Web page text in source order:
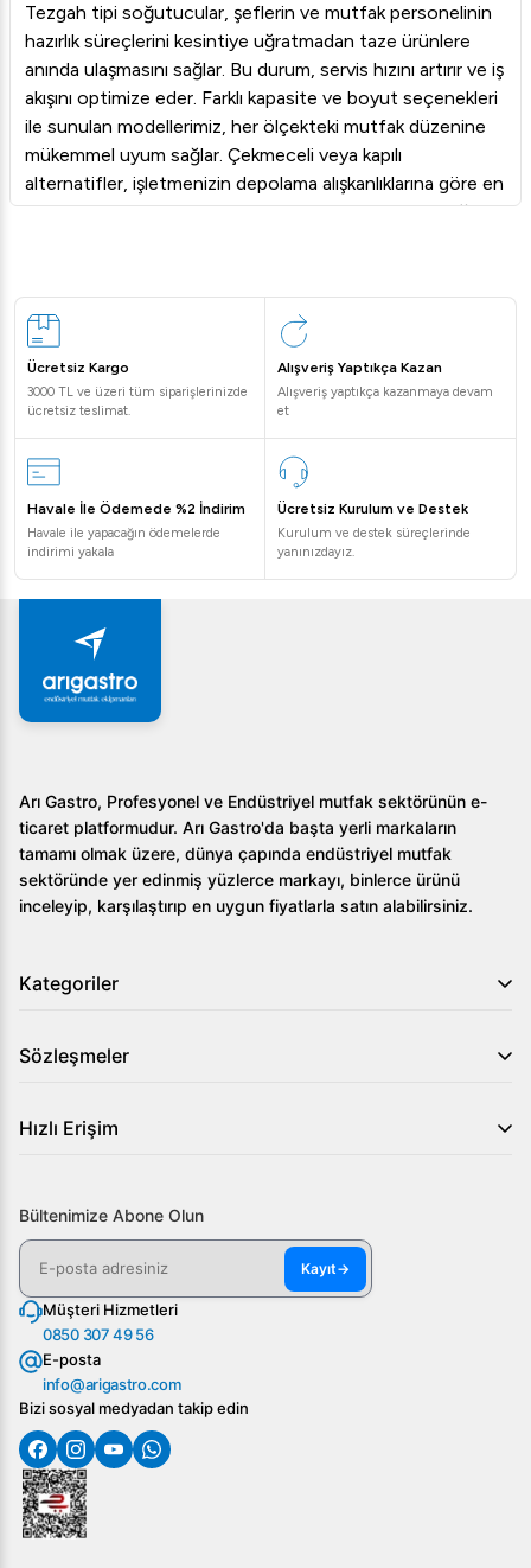
Tezgah tipi soğutucular, şeflerin ve mutfak personelinin
hazırlık süreçlerini kesintiye uğratmadan taze ürünlere
anında ulaşmasını sağlar. Bu durum, servis hızını artırır ve iş
akışını optimize eder. Farklı kapasite ve boyut seçenekleri
ile sunulan modellerimiz, her ölçekteki mutfak düzenine
mükemmel uyum sağlar. Çekmeceli veya kapılı
alternatifler, işletmenizin depolama alışkanlıklarına göre en
uygun çözümü bulmanıza olanak tanır. Enerji verimliliği
tazeliğini uzun süre korur.
Tezgah Tipi Buzdolabı Seçerken Nelere Dikkat Edilmelidir?
İşletmeniz için en doğru tezgah tipi yatay buzdolabını
seçerken kapasite, boyut, enerji sınıfı ve malzeme kalitesi
gibi faktörleri göz önünde bulundurmalısınız.
Mutfağınızdaki mevcut alanı ölçerek dolabın yerleşimini
planlamak ilk adımdır. Günlük malzeme sirkülasyonunuza
göre uygun iç hacmi belirlemek, operasyonel verimlilik için
önemlidir. Arı Gastro güvencesiyle sunulan tüm sanayi tipi
buzdolabı modellerimiz, zorlu mutfak koşullarına
dayanacak şekilde üretilmiş olup, uzun ömürlü ve güvenilir
için en ideal soğutma çözümünü keşfedin.
Ücretsiz Kargo
3000 TL ve üzeri tüm siparişlerinizde
ücretsiz teslimat.
Alışveriş Yaptıkça Kazan
Alışveriş yaptıkça kazanmaya devam
et
Havale İle Ödemede %2 İndirim
Havale ile yapacağın ödemelerde
indirimi yakala
Ücretsiz Kurulum ve Destek
Kurulum ve destek süreçlerinde
yanınızdayız.
Arı Gastro, Profesyonel ve Endüstriyel mutfak sektörünün e-
ticaret platformudur. Arı Gastro'da başta yerli markaların
tamamı olmak üzere, dünya çapında endüstriyel mutfak
sektöründe yer edinmiş yüzlerce markayı, binlerce ürünü
inceleyip, karşılaştırıp en uygun fiyatlarla satın alabilirsiniz.
Kategoriler
Sözleşmeler
Hızlı Erişim
Bültenimize Abone Olun
Kayıt→
Müşteri Hizmetleri
0850 307 49 56
E-posta
info@arigastro.com
Bizi sosyal medyadan takip edin